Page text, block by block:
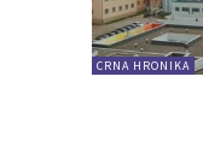
CRNA HRONIKA